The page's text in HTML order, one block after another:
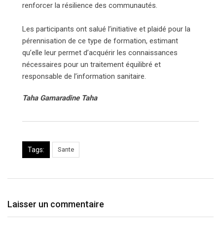
renforcer la résilience des communautés.
Les participants ont salué l’initiative et plaidé pour la
pérennisation de ce type de formation, estimant
qu’elle leur permet d’acquérir les connaissances
nécessaires pour un traitement équilibré et
responsable de l’information sanitaire.
Taha Gamaradine Taha
Tags: Sante
Laisser un commentaire